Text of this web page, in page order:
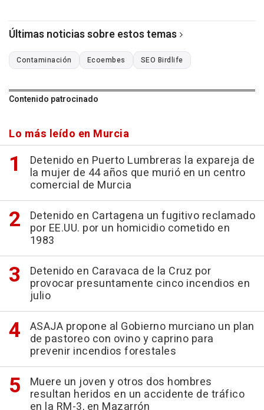
Últimas noticias sobre estos temas
Contaminación Ecoembes SEO Birdlife
Contenido patrocinado
Lo más leído en Murcia
Detenido en Puerto Lumbreras la expareja de
la mujer de 44 años que murió en un centro
comercial de Murcia
Detenido en Cartagena un fugitivo reclamado
por EE.UU. por un homicidio cometido en
1983
Detenido en Caravaca de la Cruz por
provocar presuntamente cinco incendios en
julio
ASAJA propone al Gobierno murciano un plan
de pastoreo con ovino y caprino para
prevenir incendios forestales
Muere un joven y otros dos hombres
resultan heridos en un accidente de tráfico
en la RM-3, en Mazarrón